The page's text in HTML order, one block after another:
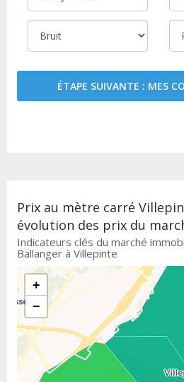
ÉTAPE SUIVANTE : MES
Prix au mètre carré
évolution des prix du
Indicateurs clés du marché
Ballanger à Villepinte
+
−